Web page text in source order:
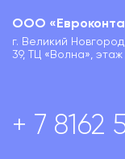
ООО
г. Великий
39, ТЦ «Волна»,
+ 7 8162